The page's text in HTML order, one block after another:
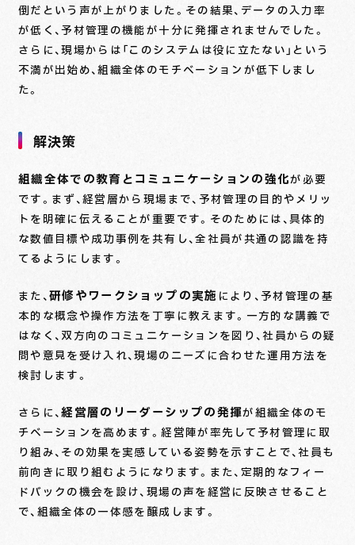
倒だという声が上がりました。その結果、データの入力率
が低く、予材管理の機能が十分に発揮されませんでした。
さらに、現場からは「このシステムは役に立たない」という
不満が出始め、組織全体のモチベーションが低下しまし
た。
解決策
組織全体での教育とコミュニケーションの強化が必要
です。まず、経営層から現場まで、予材管理の目的やメリッ
トを明確に伝えることが重要です。そのためには、具体的
な数値目標や成功事例を共有し、全社員が共通の認識を持
てるようにします。
また、研修やワークショップの実施 により、予材管理の基
本的な概念や操作方法を丁寧に教えます。一方的な講義で
はなく、双方向のコミュニケーションを図り、社員からの疑
問や意見を受け入れ、現場のニーズに合わせた運用方法を
検討します。
さらに、経営層のリーダーシップの発揮が組織全体のモ
チベーションを高めます。経営陣が率先して予材管理に取
り組み、その効果を実感している姿勢を示すことで、社員も
前向きに取り組むようになります。また、定期的なフィー
ドバックの機会を設け、現場の声を経営に反映させること
で、組織全体の一体感を醸成します。